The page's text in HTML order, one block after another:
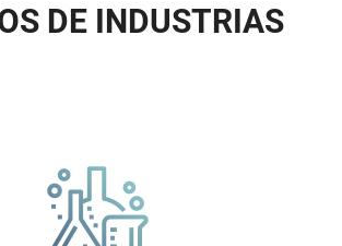
S DE INDUSTRIAS